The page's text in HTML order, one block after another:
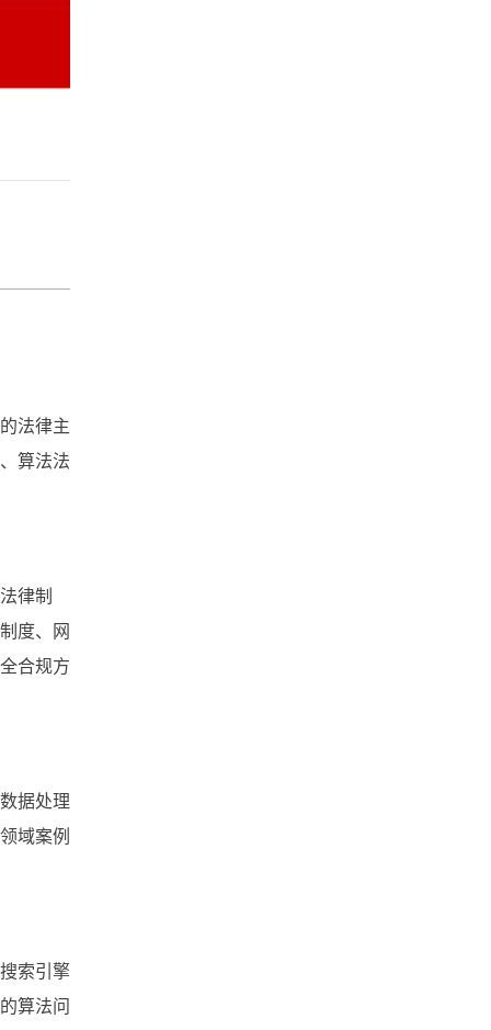
法律主
算法法
律制
度、网
合规方
据处理
域案例
索引擎
算法问